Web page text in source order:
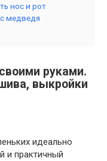
нос и рот
медведя
руками.
выкройки
идеально
и практичный